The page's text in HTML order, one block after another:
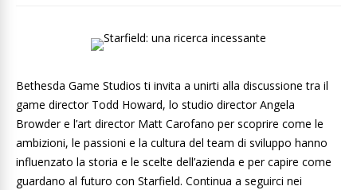
Bethesda Game Studios ti invita a unirti alla discussione tra il
game director Todd Howard, lo studio director Angela
Browder e l’art director Matt Carofano per scoprire come le
ambizioni, le passioni e la cultura del team di sviluppo hanno
influenzato la storia e le scelte dell’azienda e per capire come
guardano al futuro con Starfield. Continua a seguirci nei